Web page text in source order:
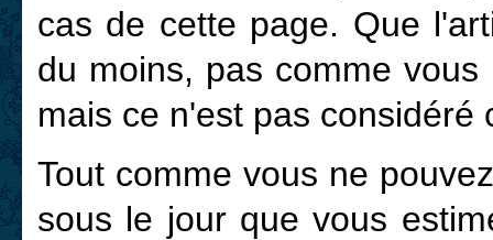
cas de cette page. Que
du moins, pas comme
mais ce n'est pas
Tout comme vous ne
sous le jour que vous